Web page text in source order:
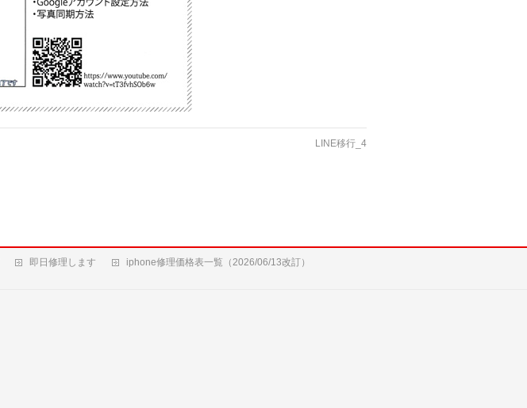
LINE移行_4
即日修理します
iphone修理価格表一覧（2026/06/13改訂）